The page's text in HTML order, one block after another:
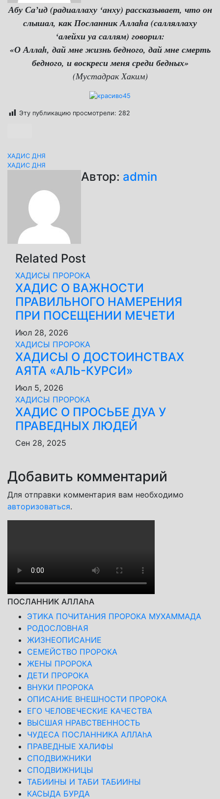
Абу Са’ид (радиаллаху ‘анху) рассказывает, что он
слышал, как Посланник Аллаhа (салляллаху
‘алейхи уа саллям) говорил:
«О Аллаh, дай мне жизнь бедного, дай мне смерть
бедного, и воскреси меня среди бедных»
(Мустадрак Хаким)
Эту публикацию просмотрели: 282
Навигация
записям
ХАДИС ДНЯ
ХАДИС ДНЯ
Автор: admin
Related Post
ХАДИСЫ ПРОРОКА
ХАДИС О ВАЖНОСТИ
ПРАВИЛЬНОГО НАМЕРЕНИЯ
ПРИ ПОСЕЩЕНИИ МЕЧЕТИ
Июл 28, 2026
ХАДИСЫ ПРОРОКА
ХАДИСЫ О ДОСТОИНСТВАХ
АЯТА «АЛЬ-КУРСИ»
Июл 5, 2026
ХАДИСЫ ПРОРОКА
ХАДИС О ПРОСЬБЕ ДУА У
ПРАВЕДНЫХ ЛЮДЕЙ
Сен 28, 2025
Добавить комментарий
Для отправки комментария вам необходимо
авторизоваться.
ПОСЛАННИК АЛЛАhА
ЭТИКА ПОЧИТАНИЯ ПРОРОКА МУХАММАДА
РОДОСЛОВНАЯ
ЖИЗНЕОПИСАНИЕ
СЕМЕЙСТВО ПРОРОКА
ЖЕНЫ ПРОРОКА
ДЕТИ ПРОРОКА
ВНУКИ ПРОРОКА
ОПИСАНИЕ ВНЕШНОСТИ ПРОРОКА
ЕГО ЧЕЛОВЕЧЕСКИЕ КАЧЕСТВА
ВЫСШАЯ НРАВСТВЕННОСТЬ
ЧУДЕСА ПОСЛАННИКА АЛЛАhА
ПРАВЕДНЫЕ ХАЛИФЫ
СПОДВИЖНИКИ
СПОДВИЖНИЦЫ
ТАБИИНЫ И ТАБИ ТАБИИНЫ
КАСЫДА БУРДА